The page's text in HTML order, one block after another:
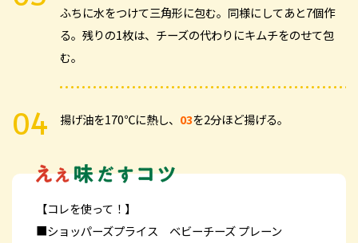
ふちに水をつけて三角形に包む。同様にしてあと7個作
る。残りの1枚は、チーズの代わりにキムチをのせて包
む。
揚げ油を170℃に熱し、 03を2分ほど揚げる。
【コレを使って！】
■ショッパーズプライス ベビーチーズ プレーン